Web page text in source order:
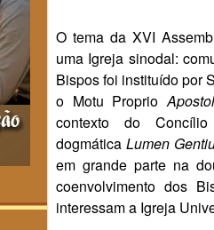
O tema da XVI
uma Igreja sinodal:
Bispos foi instituído por
o Motu Proprio
contexto do
dogmáticaLumen
em grande parte na
coenvolvimento dos
interessam a Igreja